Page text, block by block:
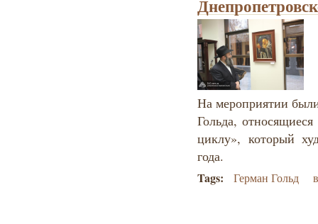
На мероприятии
Гольда,
циклу», который
года.
Tags: Герман Гольд